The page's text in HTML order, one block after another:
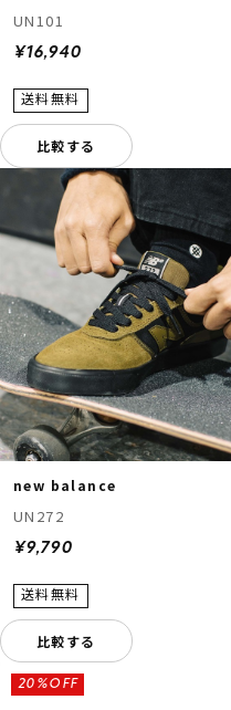
UN101
¥16,940
比較する
new balance
UN272
¥9,790
比較する
20%OFF